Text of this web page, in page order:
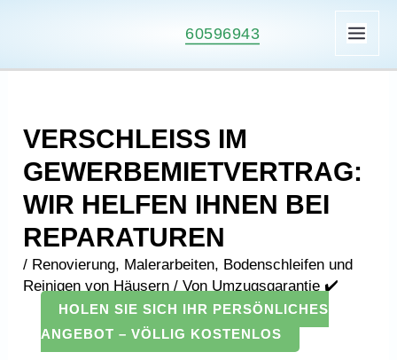
60596943
VERSCHLEISS IM G
EWERBEMIETVERTRAG: W
IR HELFEN IHNEN BEI R
EPARATUREN
/ Renovierung, Malerarbeiten, Bodenschleifen und
Reinigen von Häusern / Von Umzugsgarantie ✔️
HOLEN SIE SICH IHR PERSÖNLICHES
ANGEBOT – VÖLLIG KOSTENLOS